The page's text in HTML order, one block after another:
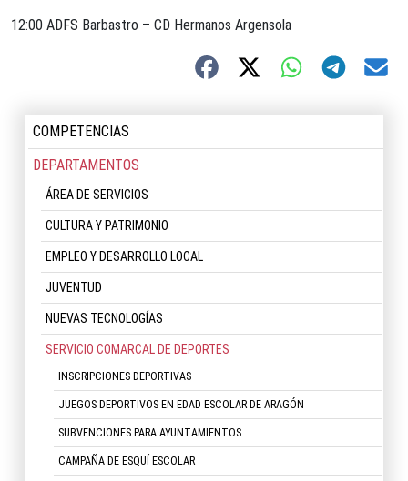
12:00 ADFS Barbastro – CD Hermanos Argensola
COMPETENCIAS
DEPARTAMENTOS
ÁREA DE SERVICIOS
CULTURA Y PATRIMONIO
EMPLEO Y DESARROLLO LOCAL
JUVENTUD
NUEVAS TECNOLOGÍAS
SERVICIO COMARCAL DE DEPORTES
INSCRIPCIONES DEPORTIVAS
JUEGOS DEPORTIVOS EN EDAD ESCOLAR DE ARAGÓN
SUBVENCIONES PARA AYUNTAMIENTOS
CAMPAÑA DE ESQUÍ ESCOLAR